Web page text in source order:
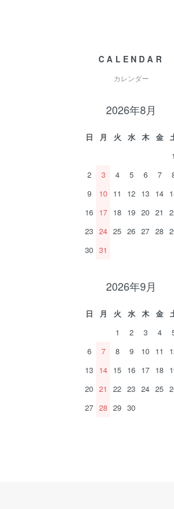
CALENDAR
カレンダー
2026年8月
日 月 火 水 木 金
1
2
3 4 5 6 7
9
10 11 12 13 14
16 17 18 19 20 21
23 24 25 26 27 28
30 31
2026年9月
日 月 火 水 木 金
1
2 3 4
6
7 8 9 10 11
13 14 15 16 17 18
20 21 22 23 24 25
27 28 29 30